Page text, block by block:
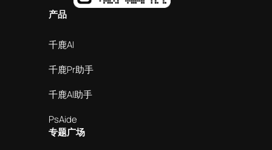
产品
千鹿AI
千鹿Pr助手
千鹿AI助手
PsAide
专题广场